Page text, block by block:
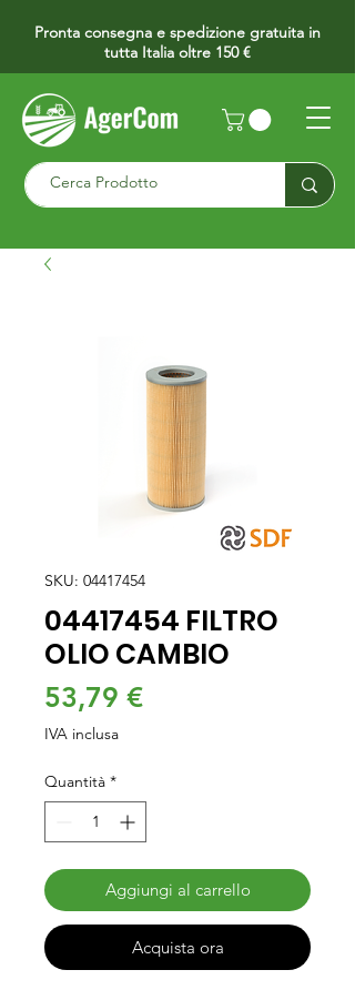
Pronta consegna e spedizione gratuita in
tutta Italia oltre 150 €
SKU: 04417454
04417454 FILTRO
OLIO CAMBIO
53,79 €Prezzo
IVA inclusa
Quantità *
Aggiungi al carrello
Acquista ora